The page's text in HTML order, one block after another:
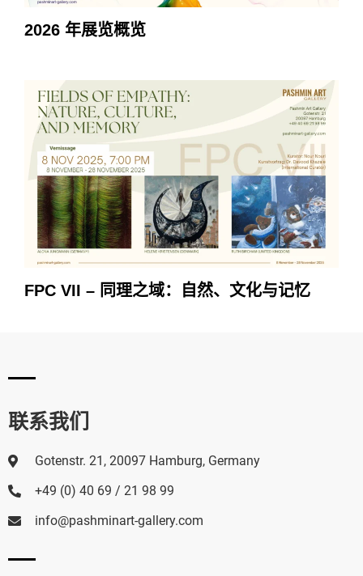
2026 年展览概览
FPC VII – 同理之域：自然、文化与记忆
联系我们
Gotenstr. 21, 20097 Hamburg, Germany
+49 (0) 40 69 / 21 98 99
info@pashminart-gallery.com